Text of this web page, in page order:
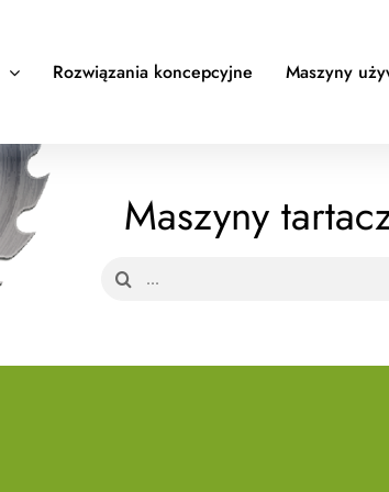
Rozwiązania koncepcyjne Maszyny
Maszyny
Search